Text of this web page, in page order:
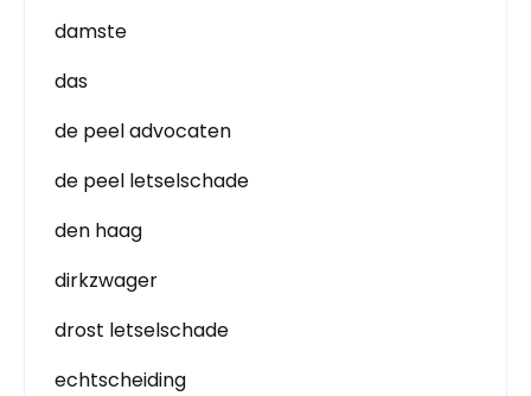
damste
das
de peel advocaten
de peel letselschade
den haag
dirkzwager
drost letselschade
echtscheiding